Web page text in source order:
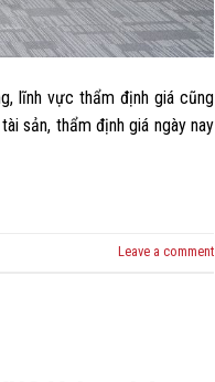
lĩnh vực thẩm định giá cũng
sản, thẩm định giá ngày nay
Leave a comment